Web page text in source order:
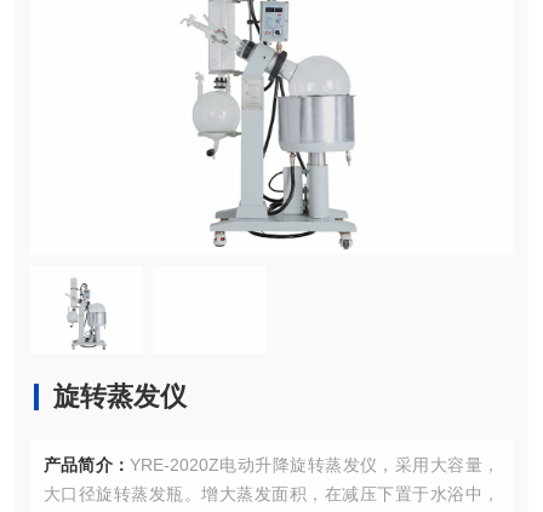
旋转蒸发仪
产品简介： YRE-2020Z电动升降旋转蒸发仪，采用大容量，
大口径旋转蒸发瓶。增大蒸发面积，在减压下置于水浴中，